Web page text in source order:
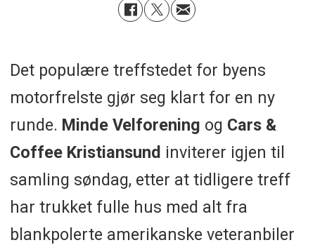
Det populære treffstedet for byens
motorfrelste gjør seg klart for en ny
runde. Minde Velforening og Cars &
Coffee Kristiansund inviterer igjen til
samling søndag, etter at tidligere treff
har trukket fulle hus med alt fra
blankpolerte amerikanske veteranbiler